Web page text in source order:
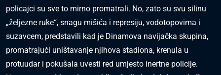
policajci su sve to mirno promatrali. No, zato su svu silinu
„željezne ruke“, snagu mišića i represiju, vodotopovima i
suzavcem, predstavili kad je Dinamova navijačka skupina,
promatrajući uništavanje njihova stadiona, krenula u
protuudar i pokušala uvesti red umjesto inertne policije.